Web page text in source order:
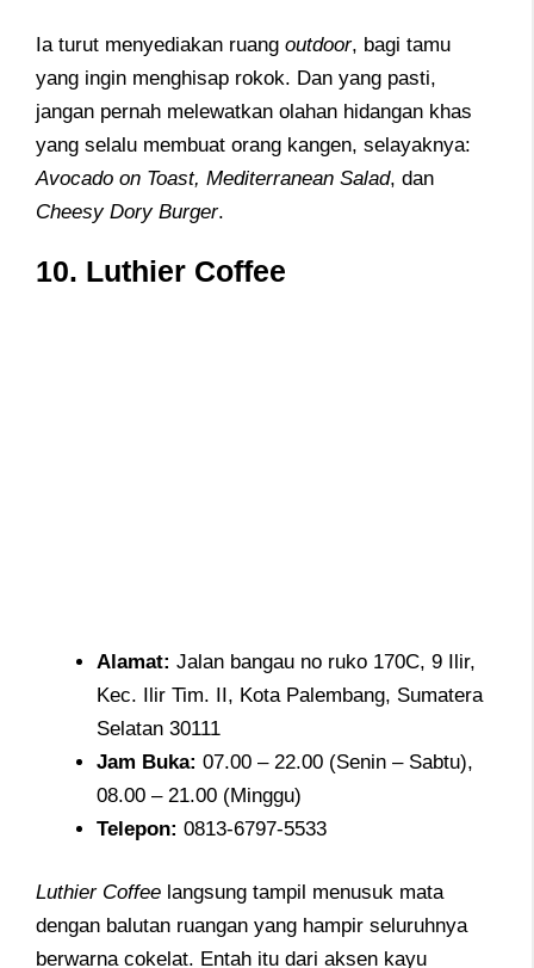
Ia turut menyediakan ruang outdoor, bagi tamu
yang ingin menghisap rokok. Dan yang pasti,
jangan pernah melewatkan olahan hidangan khas
yang selalu membuat orang kangen, selayaknya:
Avocado on Toast, Mediterranean Salad, dan
Cheesy Dory Burger.
10. Luthier Coffee
Alamat: Jalan bangau no ruko 170C, 9 Ilir,
Kec. Ilir Tim. II, Kota Palembang, Sumatera
Selatan 30111
Jam Buka: 07.00 – 22.00 (Senin – Sabtu),
08.00 – 21.00 (Minggu)
Telepon: 0813-6797-5533
Luthier Coffee langsung tampil menusuk mata
dengan balutan ruangan yang hampir seluruhnya
berwarna cokelat. Entah itu dari aksen kayu